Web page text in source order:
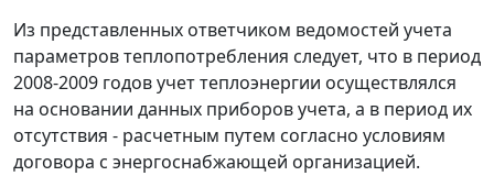
Из представленных ответчиком ведомостей учета
параметров теплопотребления следует, что в период
2008-2009 годов учет теплоэнергии осуществлялся
на основании данных приборов учета, а в период их
отсутствия - расчетным путем согласно условиям
договора с энергоснабжающей организацией.